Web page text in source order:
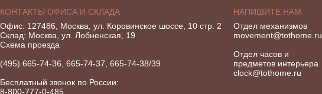
КОНТАКТЫ ОФИСА И СКЛАДА
Офис: 127486, Москва, ул. Коровинское шоссе, 10 стр. 2
Склад: Москва, ул. Лобненская, 19
Схема проезда
(495) 665-74-36, 665-74-37, 665-74-38/39
Бесплатный звонок по России:
8-800-777-0-485
НАПИШИТЕ НАМ
Отдел механизмов
movement@tothome.ru
Отдел часов и
предметов интерьера
clock@tothome.ru